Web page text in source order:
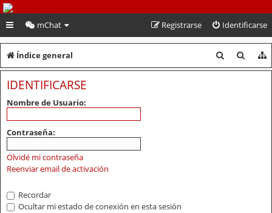
PeruVoley.com
mChat Identificarse
Registrarse
Índice general
u
u
IDENTIFICARSE
Nombre de Usuario:
Contraseña:
Olvidé mi contraseña
Reenviar email de activación
Recordar
Ocultar mi estado de conexión en esta sesión